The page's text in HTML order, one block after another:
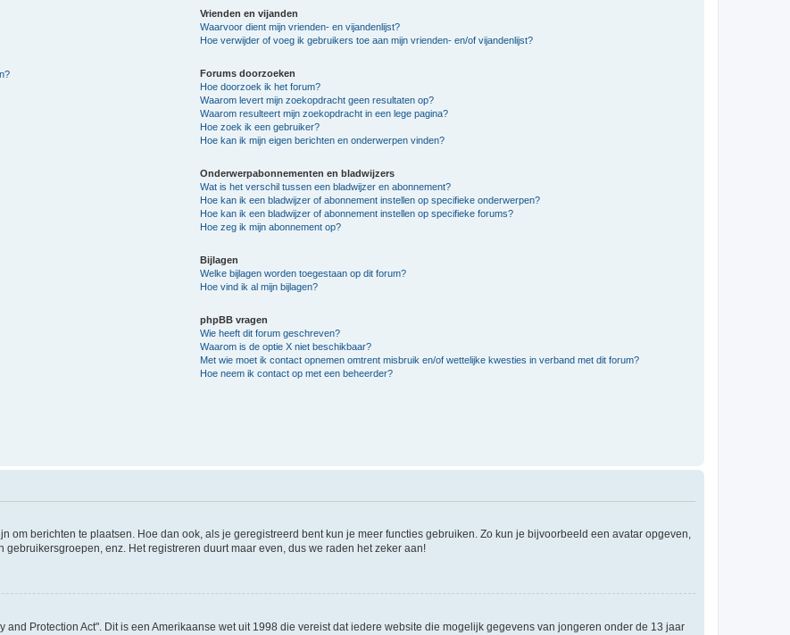
Vrienden en vijanden
Waarvoor dient mijn vrienden- en vijandenlijst?
Hoe verwijder of voeg ik gebruikers toe aan mijn vrienden- en/of vijandenlijst?
Forums doorzoeken
Hoe doorzoek ik het forum?
Waarom levert mijn zoekopdracht geen resultaten op?
Waarom resulteert mijn zoekopdracht in een lege pagina?
Hoe zoek ik een gebruiker?
Hoe kan ik mijn eigen berichten en onderwerpen vinden?
Onderwerpabonnementen en bladwijzers
Wat is het verschil tussen een bladwijzer en abonnement?
Hoe kan ik een bladwijzer of abonnement instellen op specifieke onderwerpen?
Hoe kan ik een bladwijzer of abonnement instellen op specifieke forums?
Hoe zeg ik mijn abonnement op?
Bijlagen
Welke bijlagen worden toegestaan op dit forum?
Hoe vind ik al mijn bijlagen?
phpBB vragen
Wie heeft dit forum geschreven?
Waarom is de optie X niet beschikbaar?
Met wie moet ik contact opnemen omtrent misbruik en/of wettelijke kwesties in verband met dit forum?
Hoe neem ik contact op met een beheerder?
om berichten te plaatsen. Hoe dan ook, als je geregistreerd bent kun je meer functies gebruiken. Zo kun je bijvoorbeeld een avatar opgeven,
enz. Het registreren duurt maar even, dus we raden het zeker aan!
and Protection Act". Dit is een Amerikaanse wet uit 1998 die vereist dat iedere website die mogelijk gegevens van jongeren onder de 13 jaar